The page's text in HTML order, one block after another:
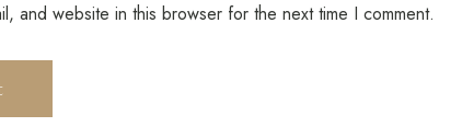
and website in this browser for the next time I comment.